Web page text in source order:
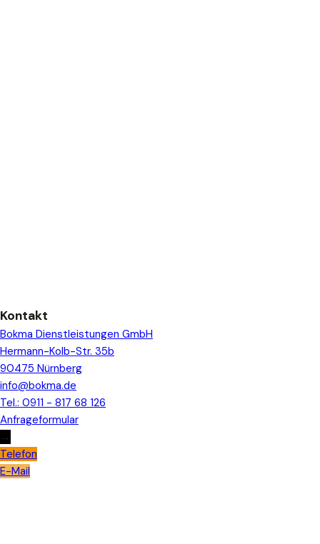
Kontakt
Bokma Dienstleistungen GmbH
Hermann-Kolb-Str. 35b
90475 Nürnberg
info@bokma.de
Tel.: 0911 - 817 68 126
Anfrageformular
→
Telefon
E-Mail